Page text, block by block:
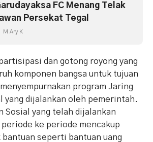
FC Menang Telak
Persekat Tegal
M Ary K
dan gotong royong yang
komponen bangsa untuk tujuan
program Jaring
yang dijalankan oleh pemerintah.
Sosial yang telah dijalankan
ke periode mencakup
bantuan seperti bantuan uang